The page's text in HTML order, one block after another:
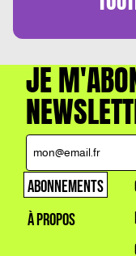
JE
ABONNEMENTS
À PROPOS